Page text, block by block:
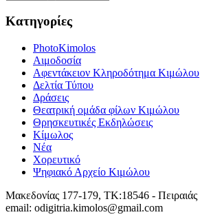
Κατηγορίες
PhotoKimolos
Αιμοδοσία
Αφεντάκειον Κληροδότημα Κιμώλου
Δελτία Τύπου
Δράσεις
Θεατρική ομάδα φίλων Κιμώλου
Θρησκευτικές Εκδηλώσεις
Κίμωλος
Νέα
Χορευτικό
Ψηφιακό Αρχείο Κιμώλου
Μακεδονίας 177-179, ΤΚ:18546 - Πειραιάς
email: odigitria.kimolos@gmail.com